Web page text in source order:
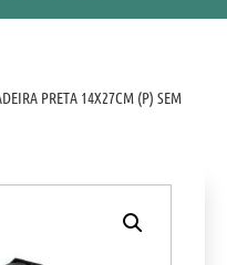
PRETA 14X27CM (P) SEM